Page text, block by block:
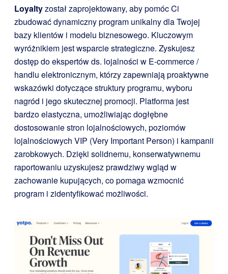
Loyaltyzostał zaprojektowany, aby pomóc Ci
zbudować dynamiczny program unikalny dla Twojej
bazy klientów i modelu biznesowego. Kluczowym
wyróżnikiem jest wsparcie strategiczne. Zyskujesz
dostęp do ekspertów ds. lojalności w E-commerce /
handlu elektronicznym, którzy zapewniają proaktywne
wskazówki dotyczące struktury programu, wyboru
nagród i jego skutecznej promocji. Platforma jest
bardzo elastyczna, umożliwiając dogłębne
dostosowanie stron lojalnościowych, poziomów
lojalnościowych VIP (Very Important Person) i kampanii
zarobkowych. Dzięki solidnemu, konserwatywnemu
raportowaniu uzyskujesz prawdziwy wgląd w
zachowanie kupujących, co pomaga wzmocnić
program i zidentyfikować możliwości.